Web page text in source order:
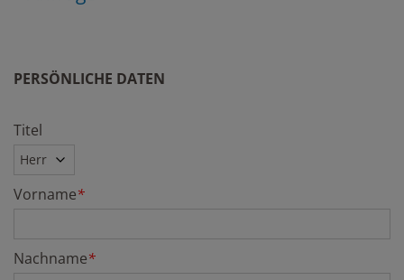
PERSÖNLICHE DATEN
Titel
Vorname*
Nachname*